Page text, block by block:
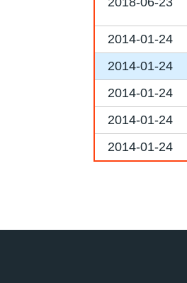
2014-01-24
2014-01-24
2014-01-24
2014-01-24
2014-01-24